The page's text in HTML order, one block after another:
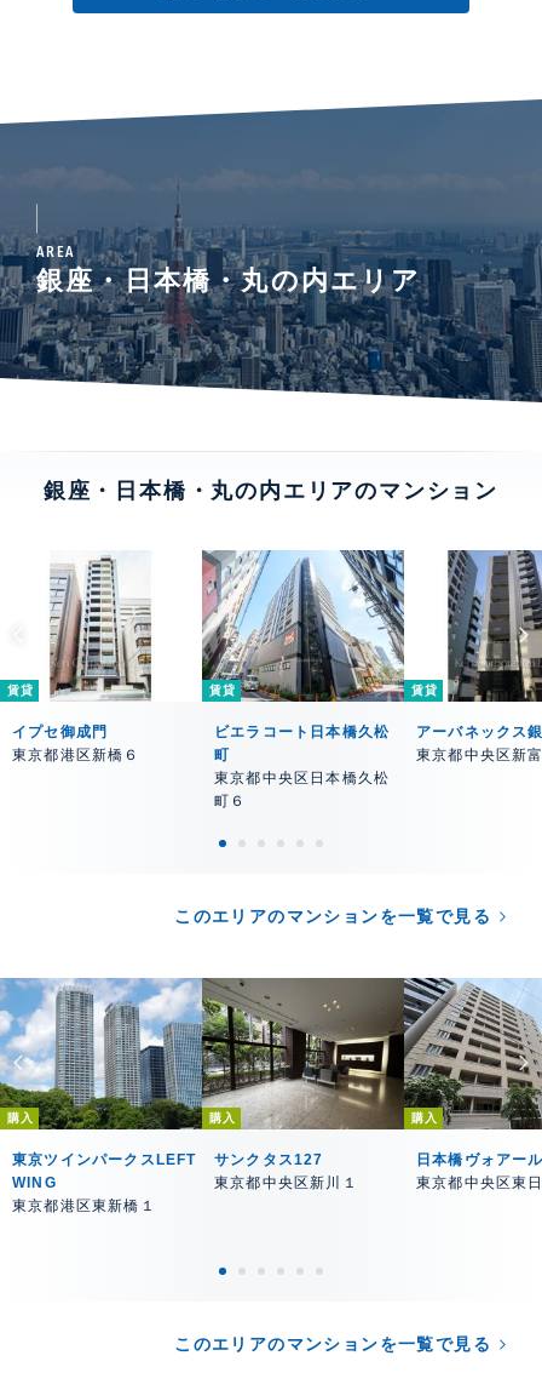
AREA
銀座・日本橋・丸の内エリア
銀座・日本橋・丸の内エリアのマンション
賃貸
イプセ御成門
東京都港区新橋６
賃貸
ビエラコート日本橋久松
町
東京都中央区日本橋久松
町６
賃貸
アーバネックス
東京都中央区新
このエリアのマンションを一覧で見る
購入
東京ツインパークスLEFT
WING
東京都港区東新橋１
購入
サンクタス127
東京都中央区新川１
購入
日本橋ヴォアー
東京都中央区東
このエリアのマンションを一覧で見る